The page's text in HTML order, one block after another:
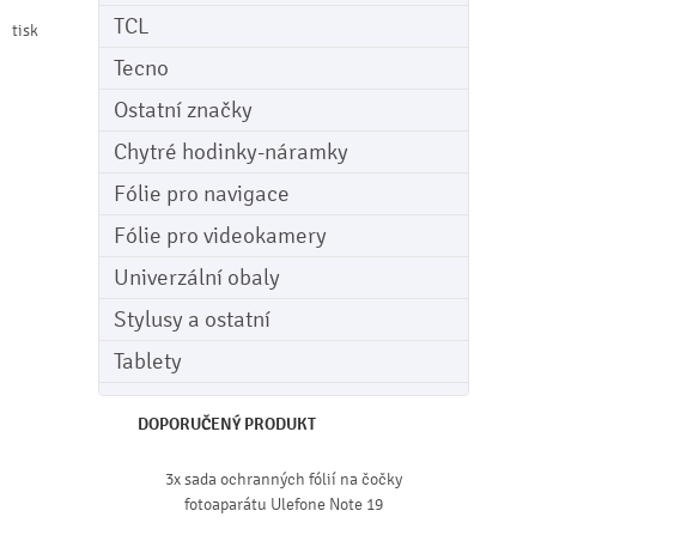
TCL
Tecno
Ostatní značky
Chytré hodinky-náramky
Fólie pro navigace
Fólie pro videokamery
Univerzální obaly
Stylusy a ostatní
Tablety
DOPORUČENÝ PRODUKT
3x sada ochranných fólií na čočky
fotoaparátu Ulefone Note 19
tisk